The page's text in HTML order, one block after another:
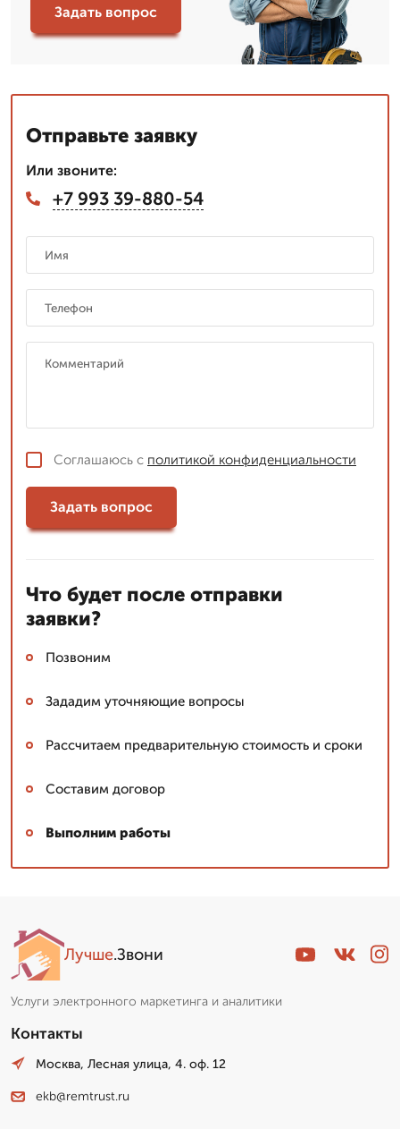
Задать вопрос
Отправьте заявку
Или звоните:
+7 993 39-880-54
Соглашаюсь с политикой конфиденциальности
Задать вопрос
Что будет после отправки
заявки?
Позвоним
Зададим уточняющие вопросы
Рассчитаем предварительную стоимость и сроки
Составим договор
Выполним работы
Лучше.Звони
Услуги электронного маркетинга и аналитики
Контакты
Москва, Лесная улица, 4. оф. 12
ekb@remtrust.ru